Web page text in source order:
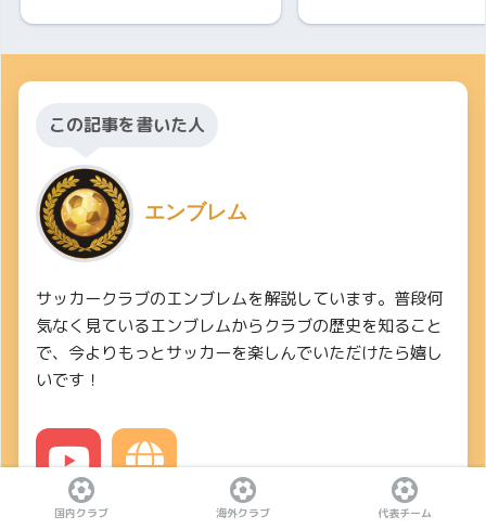
この記事を書いた人
エンブレム
サッカークラブのエンブレムを解説しています。普段何
気なく見ているエンブレムからクラブの歴史を知ること
で、今よりもっとサッカーを楽しんでいただけたら嬉し
いです！
YouTube
国内クラブ 海外クラブ 代表チーム